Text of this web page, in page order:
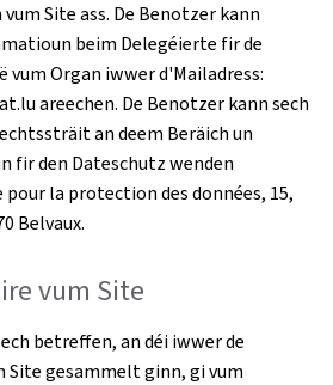
Site ass. De Benotzer kann
beim Delegéierte fir de
vum Organ iwwer d'Mailadress:
areechen. De Benotzer kann sech
an deem Beräich un
fir den Dateschutz wenden
la protection des données, 15,
Belvaux.
vum Site
betreffen, an déi iwwer de
gesammelt ginn, gi vum